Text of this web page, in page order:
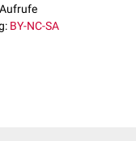
BY-NC-SA